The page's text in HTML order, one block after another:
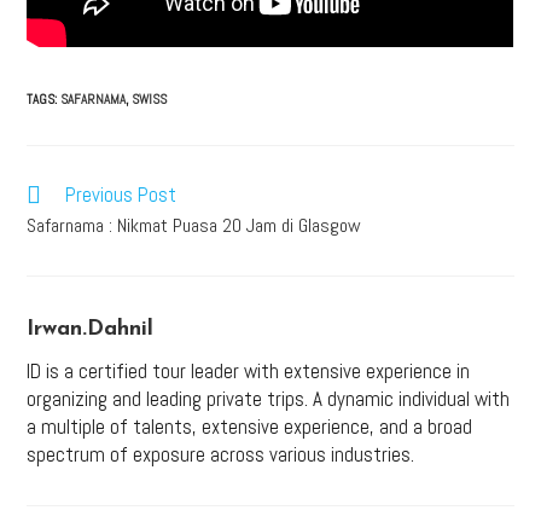
TAGS: SAFARNAMA, SWISS
Previous Post
Safarnama : Nikmat Puasa 20 Jam di Glasgow
Irwan.dahnil
ID is a certified tour leader with extensive experience in
organizing and leading private trips. A dynamic individual with
a multiple of talents, extensive experience, and a broad
spectrum of exposure across various industries.